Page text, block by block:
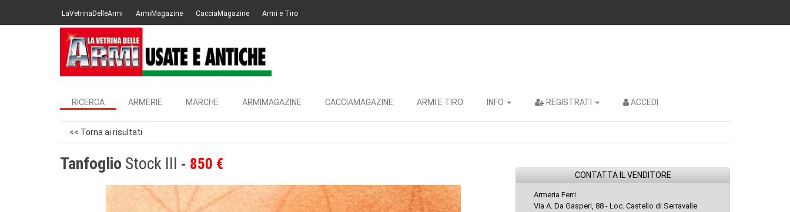
LaVetrinaDelleArmi ArmiMagazine CacciaMagazine Armi e Tiro
RICERCA ARMERIE MARCHE ARMIMAGAZINE CACCIAMAGAZINE ARMI E TIRO INFO REGISTRATI ACCEDI
<< Torna ai risultati
Tanfoglio Stock III 850 €
CONTATTA IL VENDITORE
Armeria Ferri
Via A. Da Gasperi, 88 - Loc. Castello di Serravalle